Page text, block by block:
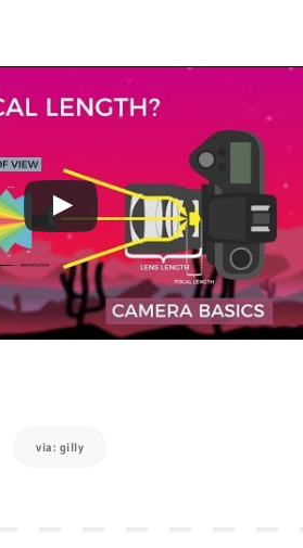
via: gilly